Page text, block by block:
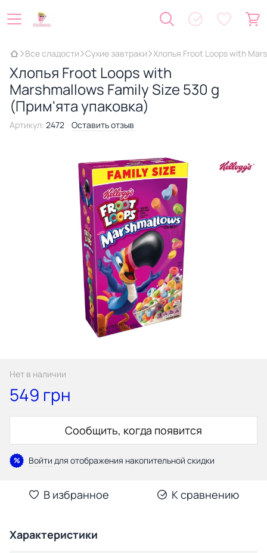
Все сладости Сухие завтраки Хлопья Froot Loops with
Хлопья Froot Loops with
Marshmallows Family Size 530 g
(Прим'ята упаковка)
Артикул: 2472 Оставить отзыв
Нет в наличии
549 грн
Сообщить, когда появится
% Войти для отображения накопительной скидки
В избранное К сравнению
Характеристики